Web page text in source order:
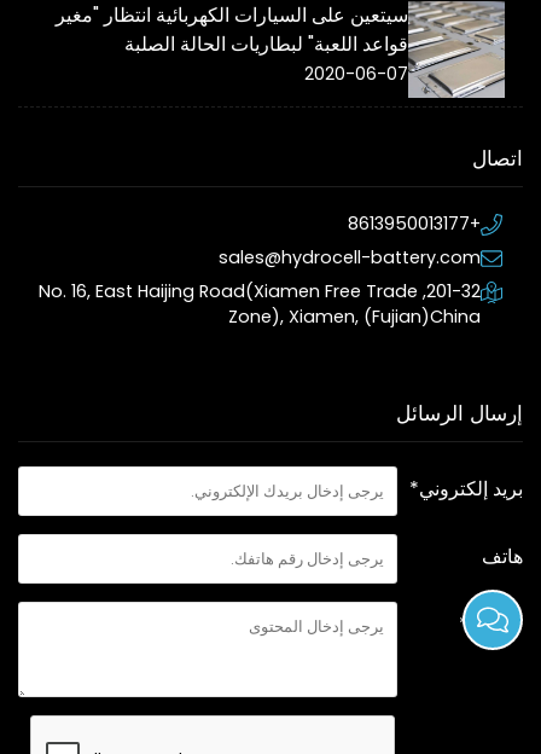
سيتعين على السيارات الكهربائية انتظار "مغير
قواعد اللعبة" لبطاريات الحالة الصلبة
2020-06-07
اتصال
+8613950013177
sales@hydrocell-battery.com
201-32, No. 16, East Haijing Road(Xiamen Free Trade
Zone), Xiamen, (Fujian)China
إرسال الرسائل
بريد إلكتروني*
هاتف
محتوى*